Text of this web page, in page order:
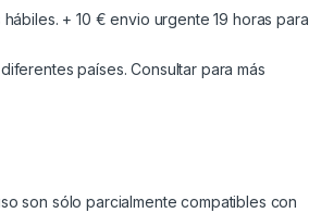
+ 10 € envio urgente 19 horas para
países. Consultar para más
son sólo parcialmente compatibles con